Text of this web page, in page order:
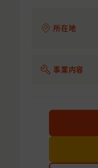
所在地
事業内容